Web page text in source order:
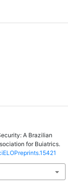
A Brazilian
for Buiatrics.